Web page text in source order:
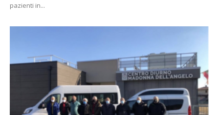
pazienti in...